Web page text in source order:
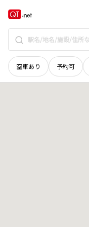
空車あり 予約可
島根県